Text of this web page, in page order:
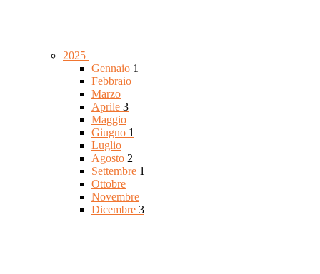
2025
Gennaio 1
Febbraio
Marzo
Aprile 3
Maggio
Giugno 1
Luglio
Agosto 2
Settembre 1
Ottobre
Novembre
Dicembre 3